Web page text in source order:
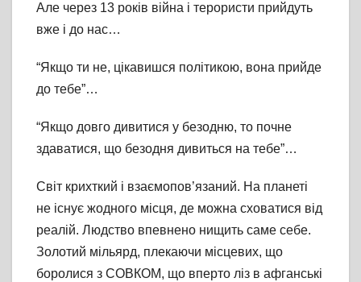
Але через 13 років війна і терористи прийдуть
вже і до нас…
“Якщо ти не, цікавишся політикою, вона прийде
до тебе”…
“Якщо довго дивитися у безодню, то почне
здаватися, що безодня дивиться на тебе”…
Світ крихткий і взаємопов’язаний. На планеті
не існує жодного місця, де можна сховатися від
реалій. Людство впевнено нищить саме себе.
Золотий мільярд, плекаючи місцевих, що
боролися з СОВКОМ, що вперто ліз в афганські